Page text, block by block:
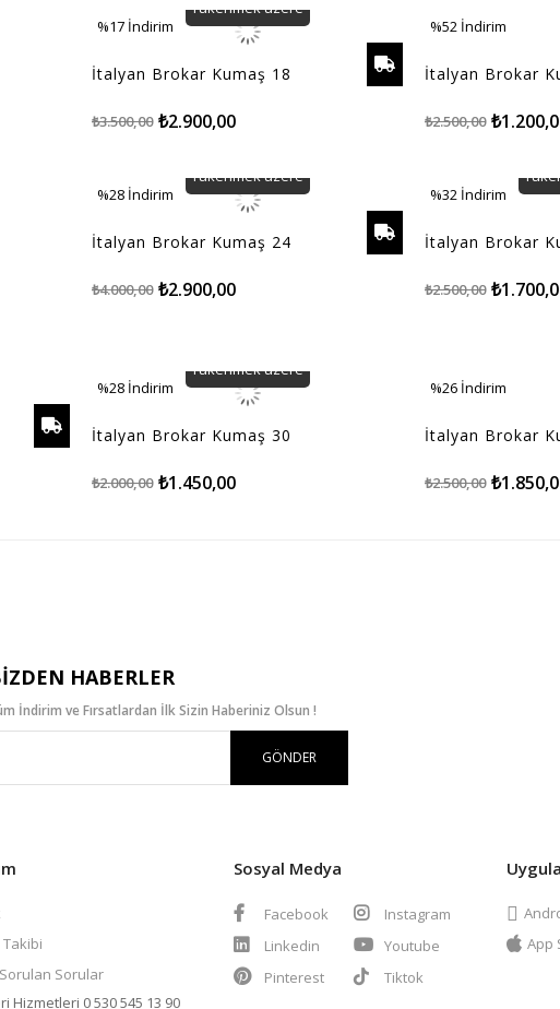
İtalyan Brokar Kumaş 18
₺2.900,00
₺3.500,00
%17 İndirim
Tükenmek üzere
İtalyan Brokar
₺2.500,00
%52 İndirim
İtalyan Brokar Kumaş 24
₺2.900,00
₺4.000,00
%28 İndirim
Tükenmek üzere
İtalyan Brokar
₺2.500,00
%32 İndirim
İtalyan Brokar Kumaş 30
₺1.450,00
₺2.000,00
%28 İndirim
Tükenmek üzere
İtalyan Brokar
₺2.500,00
%26 İndirim
HABERLER
İndirim ve Fırsatlardan İlk Sizin Haberiniz Olsun !
GÖNDER
Sorulan Sorular
Hizmetleri 0 530 545 13 90
Sosyal Medya
Facebook
Instagram
Linkedin
Youtube
Pinterest
Tiktok
App